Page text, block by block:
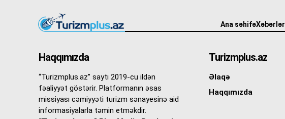
Ana səhifəXəbərlər
Haqqımızda
“Turizmplus.az” saytı 2019-cu ildən
fəaliyyət göstərir. Platformanın əsas
missiyası cəmiyyəti turizm sənayesinə aid
informasiyalarla təmin etməkdir.
Turizmplus.az
Əlaqə
Haqqımızda